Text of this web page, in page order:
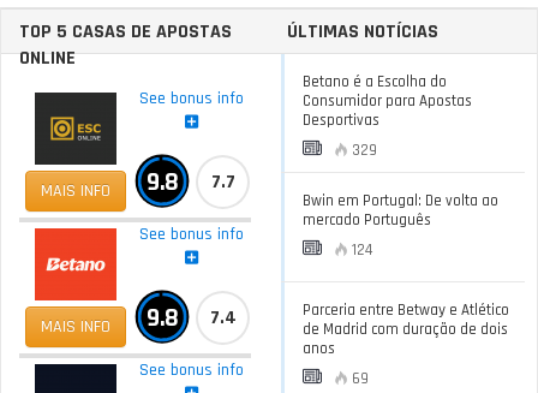
TOP 5 CASAS DE APOSTAS
ONLINE
MAIS INFO
See bonus info
9.8 7.7
MAIS INFO
See bonus info
9.8 7.4
See bonus info
ÚLTIMAS NOTÍCIAS
Betano é a Escolha do
Consumidor para Apostas
Desportivas
329
Bwin em Portugal: De volta ao
mercado Português
124
Parceria entre Betway e Atlético
de Madrid com duração de dois
anos
69